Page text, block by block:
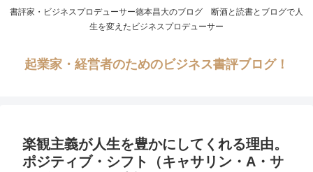
書評家・ビジネスプロデューサー徳本昌大のブログ 断酒と読書とブログで人
生を変えたビジネスプロデューサー
起業家・経営者のためのビジネス書評ブログ！
楽観主義が人生を豊かにしてくれる理由。
ポジティブ・シフト（キャサリン・A・サ